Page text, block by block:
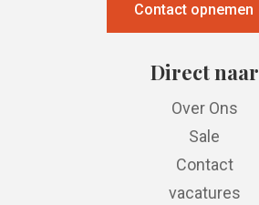
Contact opnemen
Direct naar
Over Ons
Sale
Contact
vacatures